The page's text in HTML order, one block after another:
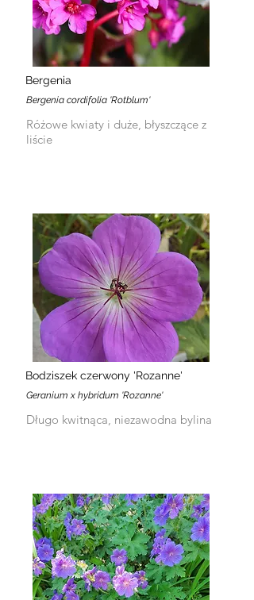
Bergenia
Bergenia cordifolia 'Rotblum'
Różowe kwiaty i duże, błyszczące z
liście
Bodziszek czerwony 'Rozanne'
Geranium x hybridum 'Rozanne'
Długo kwitnąca, niezawodna bylina